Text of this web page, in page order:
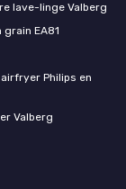
lave-linge Valberg
EA81
Philips en
Valberg